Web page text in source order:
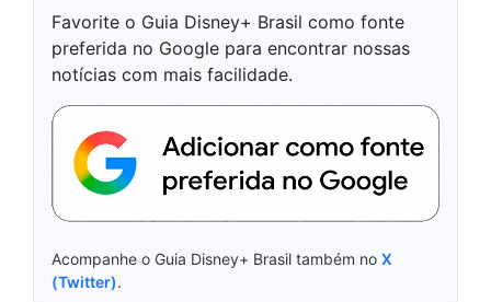
Favorite o Guia Disney+ Brasil como fonte
preferida no Google para encontrar nossas
notícias com mais facilidade.
Acompanhe o Guia Disney+ Brasil também no X
(Twitter).